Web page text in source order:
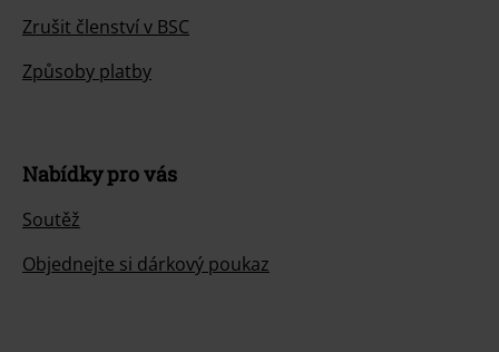
Zrušit členství v BSC
Způsoby platby
Nabídky pro vás
Soutěž
Objednejte si dárkový poukaz